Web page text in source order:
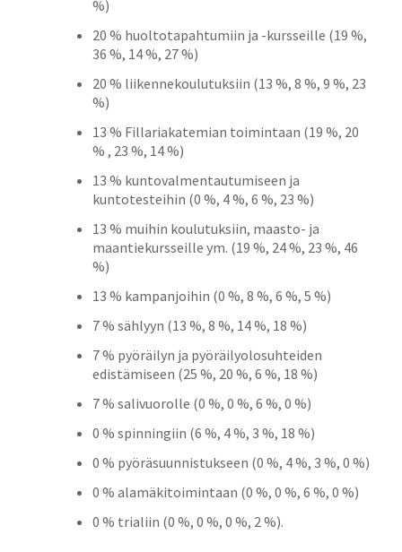
%)
20 % huoltotapahtumiin ja -kursseille (19 %,
36 %, 14 %, 27 %)
20 % liikennekoulutuksiin (13 %, 8 %, 9 %, 23
%)
13 % Fillariakatemian toimintaan (19 %, 20
% , 23 %, 14 %)
13 % kuntovalmentautumiseen ja
kuntotesteihin (0 %, 4 %, 6 %, 23 %)
13 % muihin koulutuksiin, maasto- ja
maantiekursseille ym. (19 %, 24 %, 23 %, 46
%)
13 % kampanjoihin (0 %, 8 %, 6 %, 5 %)
7 % sählyyn (13 %, 8 %, 14 %, 18 %)
7 % pyöräilyn ja pyöräilyolosuhteiden
edistämiseen (25 %, 20 %, 6 %, 18 %)
7 % salivuorolle (0 %, 0 %, 6 %, 0 %)
0 % spinningiin (6 %, 4 %, 3 %, 18 %)
0 % pyöräsuunnistukseen (0 %, 4 %, 3 %, 0 %)
0 % alamäkitoimintaan (0 %, 0 %, 6 %, 0 %)
0 % trialiin (0 %, 0 %, 0 %, 2 %).